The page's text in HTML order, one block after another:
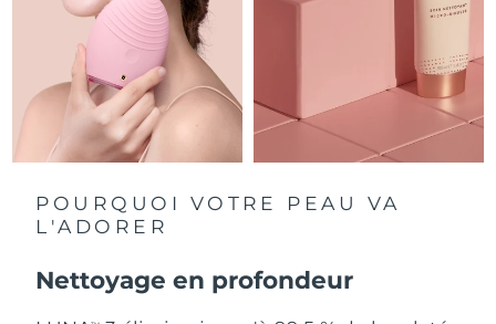
POURQUOI VOTRE PEAU VA
L'ADORER
Nettoyage en profondeur
Afrique du Sud Livraison estimée20/8/26
Corée du Sud Livraison estimée14/8/26
Espagne
Suisse